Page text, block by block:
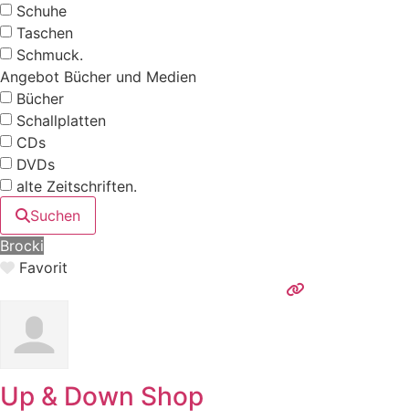
Schuhe
Taschen
Schmuck.
Angebot Bücher und Medien
Bücher
Schallplatten
CDs
DVDs
alte Zeitschriften.
Suchen
Brocki
Favorit
Up & Down Shop